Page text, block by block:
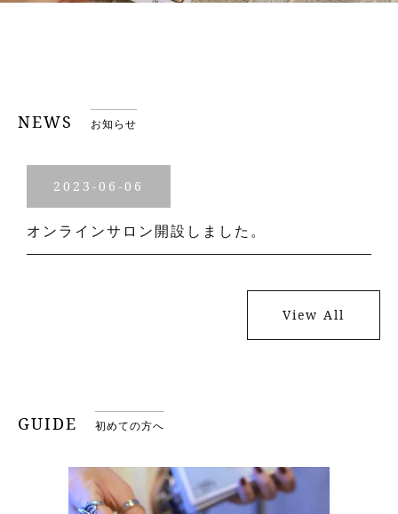
NEWS お知らせ
2023-06-06
オンラインサロン開設しました。
View All
GUIDE 初めての方へ